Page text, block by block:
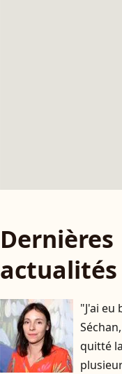
Dernières
actualités
"J'ai eu
quitté